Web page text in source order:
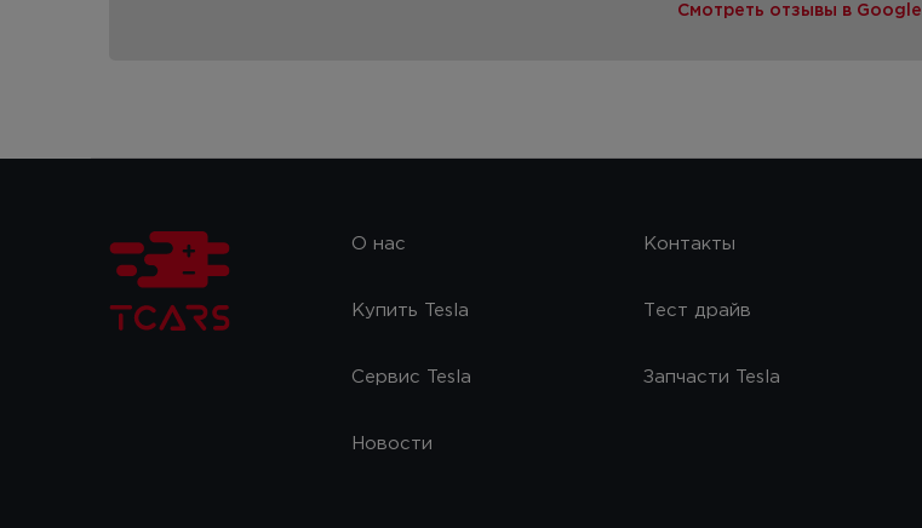
Смотреть отзывы в Google
О нас Контакты
Купить Tesla Тест драйв
Сервис Tesla Запчасти Tesla
Новости